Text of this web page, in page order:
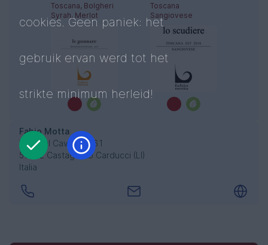
Fabio Motta
Vigna al Cavaliere 61
57022 Castagneto Carducci (LI)
Italia
Toscana, Bolgheri
Syrah, Merlot
Toscana
Sangiovese
cookies. Geen paniek: het
gebruik ervan werd tot het
strikte minimum herleid!